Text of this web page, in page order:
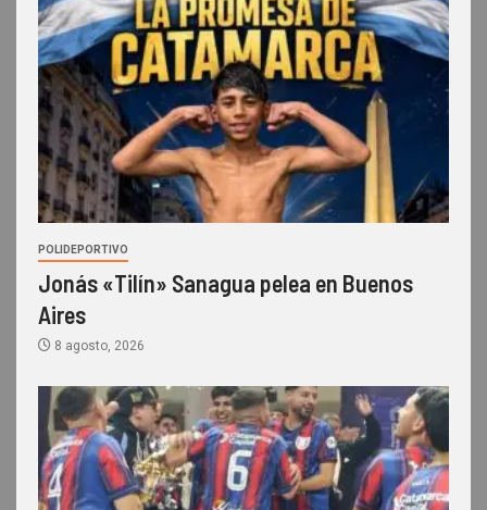
POLIDEPORTIVO
Jonás «Tilín» Sanagua pelea en Buenos
Aires
8 agosto, 2026